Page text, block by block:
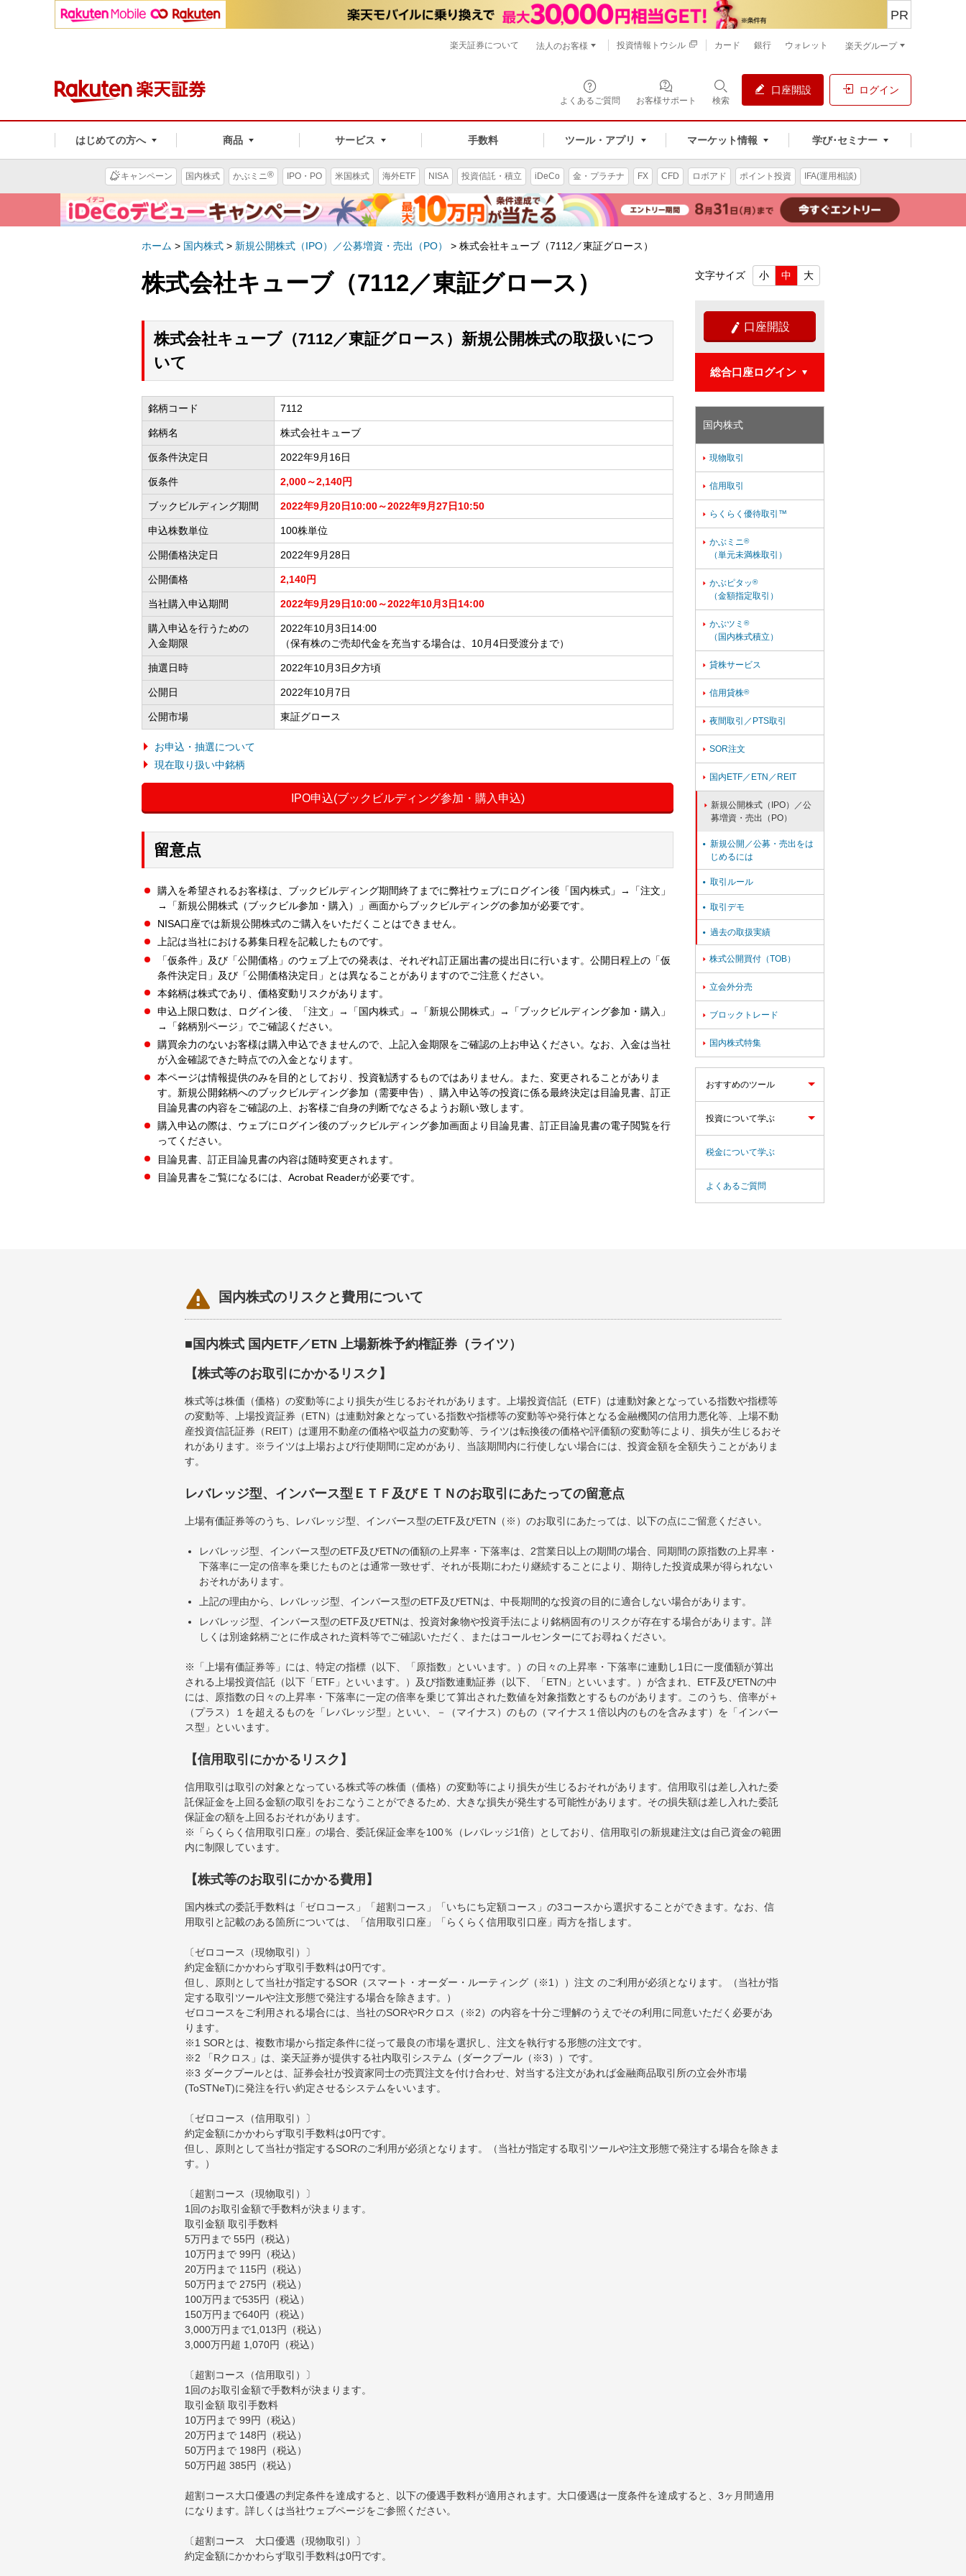
よくあるご質問 お客様サポート 検索
口座開設 ログイン
はじめての方へ 商品 サービス 手数料 ツール・アプリ マーケット情報 学び･セミナー
PR
楽天証券について 法人のお客様 投資情報トウシル カード 銀行 ウォレット 楽天グループ
キャンペーン 国内株式 かぶミニ® IPO・PO 米国株式 海外ETF NISA 投資信託・積立 iDeCo 金・プラチナ FX CFD ロボアド ポイント投資 IFA(運用相談)
ホーム > 国内株式 > 新規公開株式（IPO）／公募増資・売出（PO） > 株式会社キューブ（7112／東証グロース）
株式会社キューブ（7112／東証グロース）
株式会社キューブ（7112／東証グロース）新規公開株式の取扱いにつ
いて
銘柄コード 7112
銘柄名 株式会社キューブ
仮条件決定日 2022年9月16日
仮条件 2,000～2,140円
ブックビルディング期間 2022年9月20日10:00～2022年9月27日10:50
申込株数単位 100株単位
公開価格決定日 2022年9月28日
公開価格 2,140円
当社購入申込期間 2022年9月29日10:00～2022年10月3日14:00
購入申込を行うための
入金期限
2022年10月3日14:00
（保有株のご売却代金を充当する場合は、10月4日受渡分まで）
抽選日時 2022年10月3日夕方頃
公開日 2022年10月7日
公開市場 東証グロース
お申込・抽選について
現在取り扱い中銘柄
IPO申込(ブックビルディング参加・購入申込)
留意点
購入を希望されるお客様は、ブックビルディング期間終了までに弊社ウェブにログイン後「国内株式」→「注文」
→「新規公開株式（ブックビル参加・購入）」画面からブックビルディングの参加が必要です。
NISA口座では新規公開株式のご購入をいただくことはできません。
上記は当社における募集日程を記載したものです。
「仮条件」及び「公開価格」のウェブ上での発表は、それぞれ訂正届出書の提出日に行います。公開日程上の「仮
条件決定日」及び「公開価格決定日」とは異なることがありますのでご注意ください。
本銘柄は株式であり、価格変動リスクがあります。
申込上限口数は、ログイン後、「注文」→「国内株式」→「新規公開株式」→「ブックビルディング参加・購入」
→「銘柄別ページ」でご確認ください。
購買余力のないお客様は購入申込できませんので、上記入金期限をご確認の上お申込ください。なお、入金は当社
が入金確認できた時点での入金となります。
本ページは情報提供のみを目的としており、投資勧誘するものではありません。また、変更されることがありま
す。新規公開銘柄へのブックビルディング参加（需要申告）、購入申込等の投資に係る最終決定は目論見書、訂正
目論見書の内容をご確認の上、お客様ご自身の判断でなさるようお願い致します。
購入申込の際は、ウェブにログイン後のブックビルディング参加画面より目論見書、訂正目論見書の電子閲覧を行
ってください。
目論見書、訂正目論見書の内容は随時変更されます。
目論見書をご覧になるには、Acrobat Readerが必要です。
文字サイズ 小 中 大
 口座開設
総合口座ログイン
国内株式
 現物取引
 信用取引
 らくらく優待取引™
 かぶミニ®
（単元未満株取引）
 かぶピタッ®
（金額指定取引）
 かぶツミ®
（国内株式積立）
 貸株サービス
 信用貸株®
 夜間取引／PTS取引
 SOR注文
 国内ETF／ETN／REIT
 新規公開株式（IPO）／公
募増資・売出（PO）
 新規公開／公募・売出をは
じめるには
 取引ルール
 取引デモ
 過去の取扱実績
 株式公開買付（TOB）
 立会外分売
 ブロックトレード
 国内株式特集
おすすめのツール
投資について学ぶ
税金について学ぶ
よくあるご質問
 国内株式のリスクと費用について
■国内株式 国内ETF／ETN 上場新株予約権証券（ライツ）
【株式等のお取引にかかるリスク】
株式等は株価（価格）の変動等により損失が生じるおそれがあります。上場投資信託（ETF）は連動対象となっている指数や指標等
の変動等、上場投資証券（ETN）は連動対象となっている指数や指標等の変動等や発行体となる金融機関の信用力悪化等、上場不動
産投資信託証券（REIT）は運用不動産の価格や収益力の変動等、ライツは転換後の価格や評価額の変動等により、損失が生じるおそ
れがあります。※ライツは上場および行使期間に定めがあり、当該期間内に行使しない場合には、投資金額を全額失うことがありま
す。
レバレッジ型、インバース型ＥＴＦ及びＥＴＮのお取引にあたっての留意点
上場有価証券等のうち、レバレッジ型、インバース型のETF及びETN（※）のお取引にあたっては、以下の点にご留意ください。
レバレッジ型、インバース型のETF及びETNの価額の上昇率・下落率は、2営業日以上の期間の場合、同期間の原指数の上昇率・
下落率に一定の倍率を乗じたものとは通常一致せず、それが長期にわたり継続することにより、期待した投資成果が得られない
おそれがあります。
上記の理由から、レバレッジ型、インバース型のETF及びETNは、中長期間的な投資の目的に適合しない場合があります。
レバレッジ型、インバース型のETF及びETNは、投資対象物や投資手法により銘柄固有のリスクが存在する場合があります。詳
しくは別途銘柄ごとに作成された資料等でご確認いただく、またはコールセンターにてお尋ねください。
※「上場有価証券等」には、特定の指標（以下、「原指数」といいます。）の日々の上昇率・下落率に連動し1日に一度価額が算出
される上場投資信託（以下「ETF」といいます。）及び指数連動証券（以下、「ETN」といいます。）が含まれ、ETF及びETNの中
には、原指数の日々の上昇率・下落率に一定の倍率を乗じて算出された数値を対象指数とするものがあります。このうち、倍率が＋
（プラス）１を超えるものを「レバレッジ型」といい、－（マイナス）のもの（マイナス１倍以内のものを含みます）を「インバー
ス型」といいます。
【信用取引にかかるリスク】
信用取引は取引の対象となっている株式等の株価（価格）の変動等により損失が生じるおそれがあります。信用取引は差し入れた委
託保証金を上回る金額の取引をおこなうことができるため、大きな損失が発生する可能性があります。その損失額は差し入れた委託
保証金の額を上回るおそれがあります。
※「らくらく信用取引口座」の場合、委託保証金率を100％（レバレッジ1倍）としており、信用取引の新規建注文は自己資金の範囲
内に制限しています。
【株式等のお取引にかかる費用】
国内株式の委託手数料は「ゼロコース」「超割コース」「いちにち定額コース」の3コースから選択することができます。なお、信
用取引と記載のある箇所については、「信用取引口座」「らくらく信用取引口座」両方を指します。
〔ゼロコース（現物取引）〕
約定金額にかかわらず取引手数料は0円です。
但し、原則として当社が指定するSOR（スマート・オーダー・ルーティング（※1））注文 のご利用が必須となります。（当社が指
定する取引ツールや注文形態で発注する場合を除きます。）
ゼロコースをご利用される場合には、当社のSORやRクロス（※2）の内容を十分ご理解のうえでその利用に同意いただく必要があ
ります。
※1 SORとは、複数市場から指定条件に従って最良の市場を選択し、注文を執行する形態の注文です。
※2 「Rクロス」は、楽天証券が提供する社内取引システム（ダークプール（※3））です。
※3 ダークプールとは、証券会社が投資家同士の売買注文を付け合わせ、対当する注文があれば金融商品取引所の立会外市場
(ToSTNeT)に発注を行い約定させるシステムをいいます。
〔ゼロコース（信用取引）〕
約定金額にかかわらず取引手数料は0円です。
但し、原則として当社が指定するSORのご利用が必須となります。（当社が指定する取引ツールや注文形態で発注する場合を除きま
す。）
〔超割コース（現物取引）〕
1回のお取引金額で手数料が決まります。
取引金額 取引手数料
5万円まで 55円（税込）
10万円まで 99円（税込）
20万円まで 115円（税込）
50万円まで 275円（税込）
100万円まで535円（税込）
150万円まで640円（税込）
3,000万円まで1,013円（税込）
3,000万円超 1,070円（税込）
〔超割コース（信用取引）〕
1回のお取引金額で手数料が決まります。
取引金額 取引手数料
10万円まで 99円（税込）
20万円まで 148円（税込）
50万円まで 198円（税込）
50万円超 385円（税込）
超割コース大口優遇の判定条件を達成すると、以下の優遇手数料が適用されます。大口優遇は一度条件を達成すると、3ヶ月間適用
になります。詳しくは当社ウェブページをご参照ください。
〔超割コース 大口優遇（現物取引）〕
約定金額にかかわらず取引手数料は0円です。